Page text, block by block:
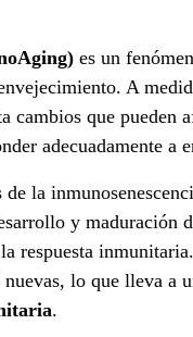
es un
A
cambios que pueden
adecuadamente a
la
y maduración
respuesta
lo que lleva a
.